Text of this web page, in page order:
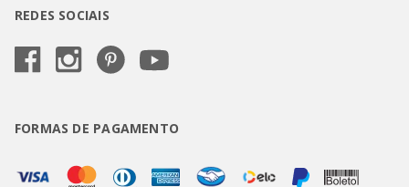
REDES SOCIAIS
FORMAS DE PAGAMENTO